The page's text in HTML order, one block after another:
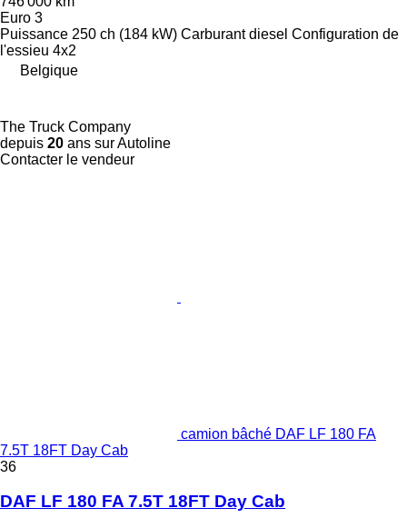
Euro 3
Puissance 250 ch (184 kW) Carburant diesel Configuration de
l'essieu 4x2
Belgique
The Truck Company
depuis 20 ans sur Autoline
Contacter le vendeur
camion bâché DAF LF 180 FA
7.5T 18FT Day Cab
36
DAF LF 180 FA 7.5T 18FT Day Cab